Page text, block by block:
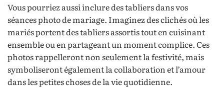
Vous pourriez aussi inclure des tabliers dans vos
séances photo de mariage. Imaginez des clichés où les
mariés portent des tabliers assortis tout en cuisinant
ensemble ou en partageant un moment complice. Ces
photos rappelleront non seulement la festivité, mais
symboliseront également la collaboration et l’amour
dans les petites choses de la vie quotidienne.